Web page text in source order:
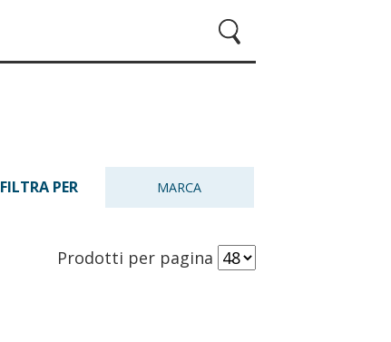
FILTRA PER MARCA
Prodotti per pagina